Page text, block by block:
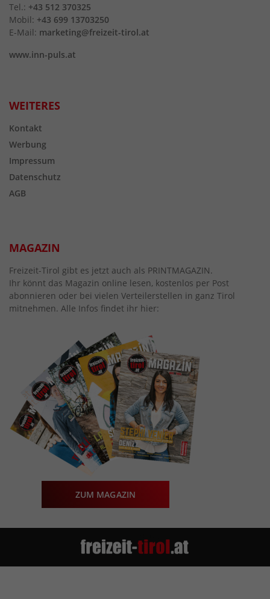
Tel.: +43 512 370325
Mobil: +43 699 13703250
E-Mail: marketing@freizeit-tirol.at
www.inn-puls.at
WEITERES
Kontakt
Werbung
Impressum
Datenschutz
AGB
MAGAZIN
Freizeit-Tirol gibt es jetzt auch als PRINTMAGAZIN.
Ihr könnt das Magazin online lesen, kostenlos per Post
abonnieren oder bei vielen Verteilerstellen in ganz Tirol
mitnehmen. Alle Infos findet ihr hier:
ZUM MAGAZIN